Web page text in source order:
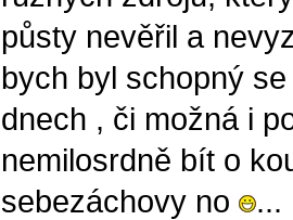
půsty nevěřil a
bych byl schopný
dnech , či možná i
nemilosrdně bít o
sebezáchovy no
...